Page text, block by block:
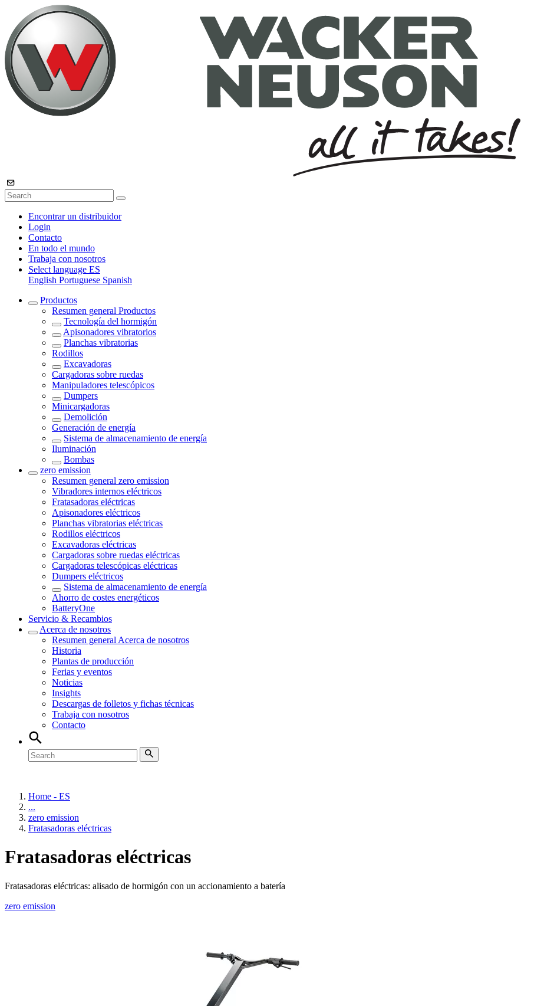
Encontrar un distribuidor
Login
Contacto
En todo el mundo
Trabaja con nosotros
Select language ES
English Portuguese Spanish
Productos
Resumen general Productos
Tecnología del hormigón
Apisonadores vibratorios
Planchas vibratorias
Rodillos
Excavadoras
Cargadoras sobre ruedas
Manipuladores telescópicos
Dumpers
Minicargadoras
Demolición
Generación de energía
Sistema de almacenamiento de energía
Iluminación
Bombas
zero emission
Resumen general zero emission
Vibradores internos eléctricos
Fratasadoras eléctricas
Apisonadores eléctricos
Planchas vibratorias eléctricas
Rodillos eléctricos
Excavadoras eléctricas
Cargadoras sobre ruedas eléctricas
Cargadoras telescópicas eléctricas
Dumpers eléctricos
Sistema de almacenamiento de energía
Ahorro de costes energéticos
BatteryOne
Servicio & Recambios
Acerca de nosotros
Resumen general Acerca de nosotros
Historia
Plantas de producción
Ferias y eventos
Noticias
Insights
Descargas de folletos y fichas técnicas
Trabaja con nosotros
Contacto
Home - ES
...
zero emission
Fratasadoras eléctricas
Fratasadoras eléctricas
Fratasadoras eléctricas: alisado de hormigón con un accionamiento a batería
zero emission